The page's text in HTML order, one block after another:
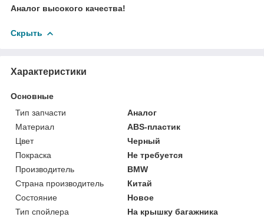
Аналог высокого качества!
Скрыть
Характеристики
Основные
Тип запчасти
Аналог
Материал
ABS-пластик
Цвет
Черный
Покраска
Не требуется
Производитель
BMW
Страна производитель
Китай
Состояние
Новое
Тип спойлера
На крышку багажника